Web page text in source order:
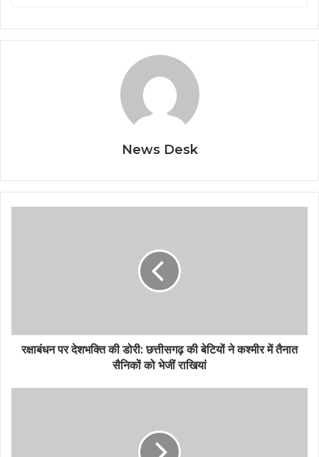
News Desk
रक्षाबंधन पर देशभक्ति की डोरी: छत्तीसगढ़ की बेटियों ने कश्मीर में तैनात
सैनिकों को भेजीं राखियां